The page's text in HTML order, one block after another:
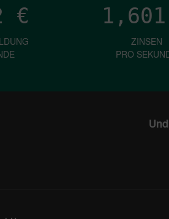
€ 1,601
ZINSEN
PRO